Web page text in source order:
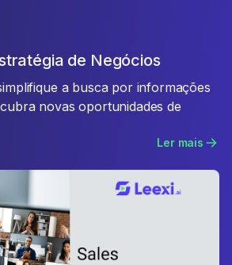
de Negócios
a busca por informações
novas oportunidades de
Ler mais